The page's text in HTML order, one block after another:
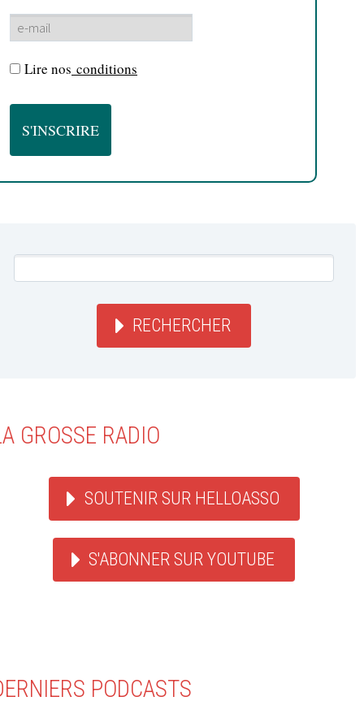
Lire nos conditions
RECHERCHER
GROSSE RADIO
SOUTENIR SUR HELLOASSO
S'ABONNER SUR YOUTUBE
PODCASTS